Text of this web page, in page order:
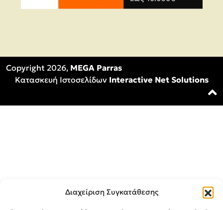
Διαχείριση Συγκατάθεσης
Copyright 2026, MEGA Parras
Κατασκευή Ιστοσελίδων Interactive Net Solutions